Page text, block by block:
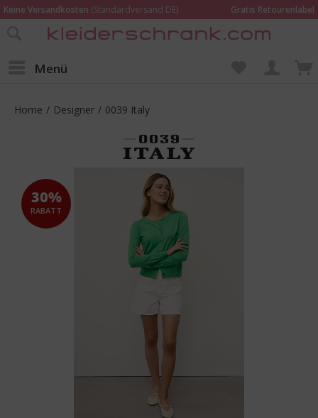
Keine Versandkosten (Standardversand DE)
Gratis Retourenlabel
Online bestellen – im Geschäft in Kempen anprobieren und beraten lassen
Menü
Home / Designer / 0039 Italy
30%
RABATT